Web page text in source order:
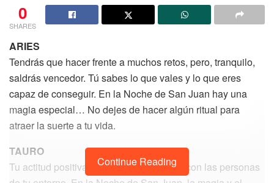
0
SHARES
ARIES
Tendrás que hacer frente a muchos retos, pero, tranquilo,
saldrás vencedor. Tú sabes lo que vales y lo que eres
capaz de conseguir. En la Noche de San Juan hay una
magia especial… No dejes de hacer algún ritual para
atraer la suerte a tu vida.
TAURO
Tu actitud positiva favorecerá la relación con las personas
Continue Reading